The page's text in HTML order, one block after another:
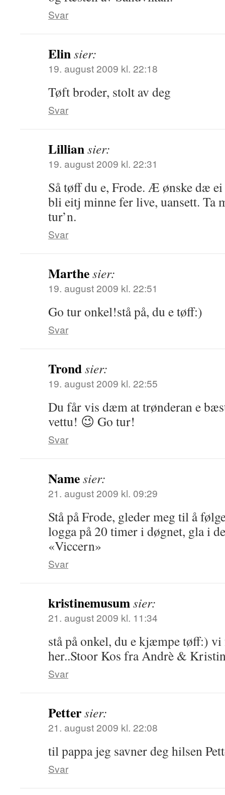
Svar
Elinsier:
19. august 2009 kl. 22:18
Tøft broder, stolt av deg
Svar
Lilliansier:
19. august 2009 kl. 22:31
Så tøff du e, Frode. Æ ønske dæ
bli eitj minne fer live, uansett. Ta
tur’n.
Svar
Marthesier:
19. august 2009 kl. 22:51
Go tur onkel!stå på, du e tøff:)
Svar
Trondsier:
19. august 2009 kl. 22:55
Du får vis dæm at trønderan e
vettu! 😉 Go tur!
Svar
Namesier:
21. august 2009 kl. 09:29
Stå på Frode, gleder meg til å
logga på 20 timer i døgnet, gla i
«Viccern»
Svar
kristinemusumsier:
21. august 2009 kl. 11:34
stå på onkel, du e kjæmpe tøff:)
her..Stoor Kos fra Andrè &
Svar
Pettersier:
21. august 2009 kl. 22:08
til pappa jeg savner deg hilsen
Svar